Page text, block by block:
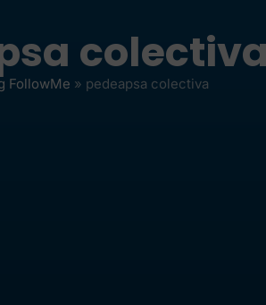
FollowMe » pedeapsa colectiva